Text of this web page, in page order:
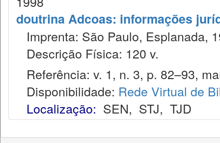
doutrina Adcoas: informações
Imprenta: São Paulo, Esplanada,
Descrição Física: 120 v.
Referência: v. 1, n. 3, p. 82–93,
Disponibilidade: Rede Virtual de
Localização: SEN, STJ, TJD